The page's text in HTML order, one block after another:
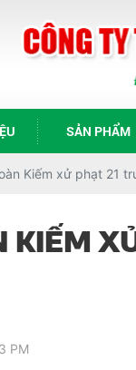
SẢN PHẨM
Kiếm xử phạt 21
KIẾM
PM